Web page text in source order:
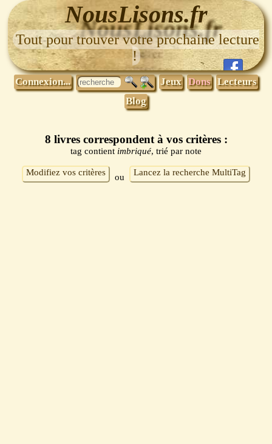
NousLisons.fr
Tout pour trouver votre prochaine lecture
!
Connexion... Jeux Dons Lecteurs
Blog
8 livres correspondent à vos critères :
tag contient imbriqué, trié par note
Modifiez vos critères ou Lancez la recherche MultiTag